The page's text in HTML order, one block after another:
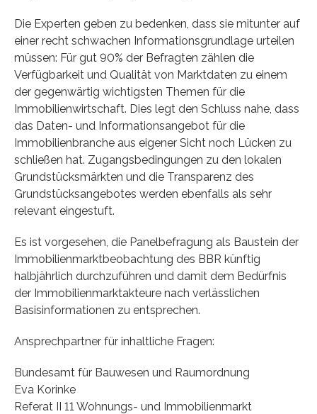
Die Experten geben zu bedenken, dass sie mitunter auf
einer recht schwachen Informationsgrundlage urteilen
müssen: Für gut 90% der Befragten zählen die
Verfügbarkeit und Qualität von Marktdaten zu einem
der gegenwärtig wichtigsten Themen für die
Immobilienwirtschaft. Dies legt den Schluss nahe, dass
das Daten- und Informationsangebot für die
Immobilienbranche aus eigener Sicht noch Lücken zu
schließen hat. Zugangsbedingungen zu den lokalen
Grundstücksmärkten und die Transparenz des
Grundstücksangebotes werden ebenfalls als sehr
relevant eingestuft.
Es ist vorgesehen, die Panelbefragung als Baustein der
Immobilienmarktbeobachtung des BBR künftig
halbjährlich durchzuführen und damit dem Bedürfnis
der Immobilienmarktakteure nach verlässlichen
Basisinformationen zu entsprechen.
Ansprechpartner für inhaltliche Fragen:
Bundesamt für Bauwesen und Raumordnung
Eva Korinke
Referat II 11 Wohnungs- und Immobilienmarkt